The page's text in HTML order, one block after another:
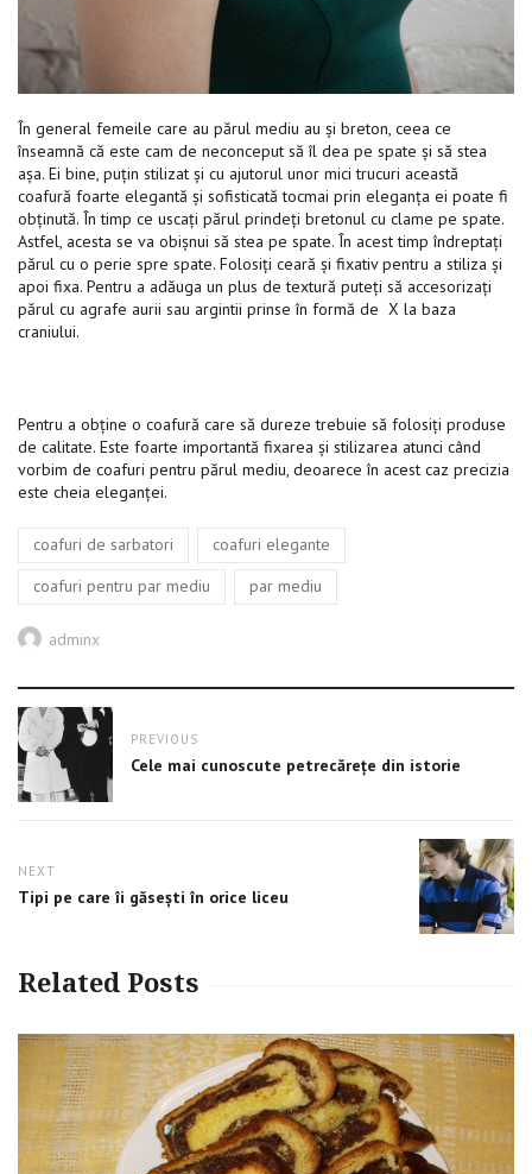
În general femeile care au părul mediu au și breton, ceea ce
înseamnă că este cam de neconceput să îl dea pe spate și să stea
așa. Ei bine, puțin stilizat și cu ajutorul unor mici trucuri această
coafură foarte elegantă și sofisticată tocmai prin eleganța ei poate fi
obținută. În timp ce uscați părul prindeți bretonul cu clame pe spate.
Astfel, acesta se va obișnui să stea pe spate. În acest timp îndreptați
părul cu o perie spre spate. Folosiți ceară și fixativ pentru a stiliza și
apoi fixa. Pentru a adăuga un plus de textură puteți să accesorizați
părul cu agrafe aurii sau argintii prinse în formă de X la baza
craniului.
Pentru a obține o coafură care să dureze trebuie să folosiți produse
de calitate. Este foarte importantă fixarea și stilizarea atunci când
vorbim de coafuri pentru părul mediu, deoarece în acest caz precizia
este cheia eleganței.
Tags
coafuri de sarbatori coafuri elegante
coafuri pentru par mediu par mediu
Author
adminx
Post
navigation
PREVIOUS
Previous
Cele mai cunoscute petrecărețe din istorie
NEXT
Next
Tipi pe care îi găsești în orice liceu
Related Posts